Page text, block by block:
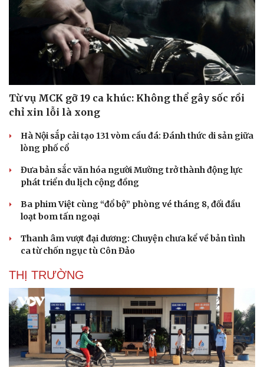
Du lịch
Tư vấn
Săn Tour
check-in
Podcast
Đọc truyện đêm khuya
Hạt giống tâm hồn
Từ vụ MCK gỡ 19 ca khúc: Không thể gây sốc rồi
chỉ xin lỗi là xong
Hà Nội sắp cải tạo 131 vòm cầu đá: Đánh thức di sản giữa
lòng phố cổ
Đưa bản sắc văn hóa người Mường trở thành động lực
phát triển du lịch cộng đồng
Ba phim Việt cùng “đổ bộ” phòng vé tháng 8, đối đầu
loạt bom tấn ngoại
Thanh âm vượt đại dương: Chuyện chưa kể về bản tình
ca từ chốn ngục tù Côn Đảo
THỊ TRƯỜNG